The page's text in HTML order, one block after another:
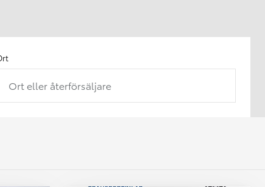
Ort eller återförsäljare